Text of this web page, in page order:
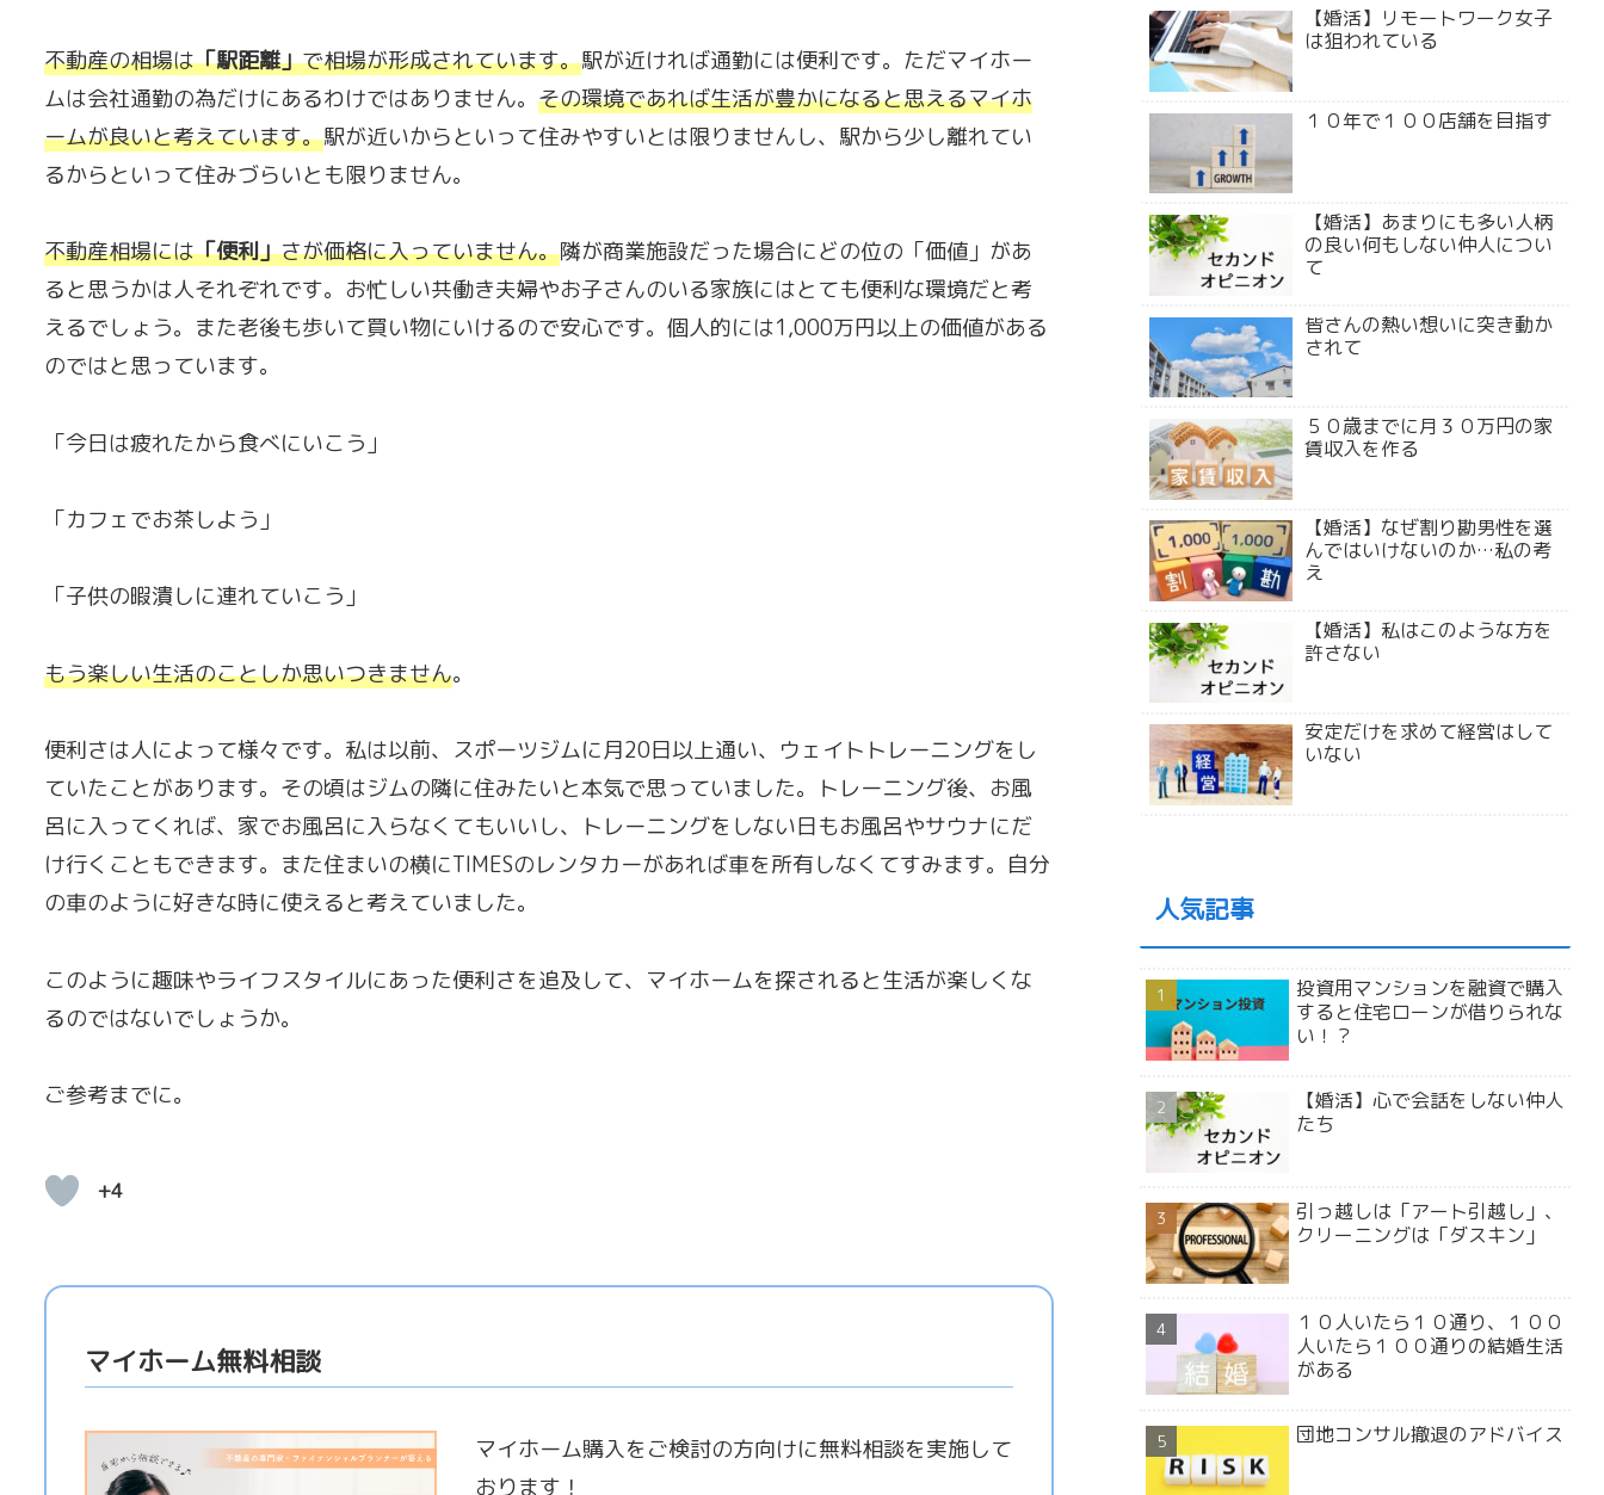
不動産の相場は「駅距離」で相場が形成されています。駅が近ければ通勤には便利です。ただマイホー
ムは会社通勤の為だけにあるわけではありません。 その環境であれば生活が豊かになると思えるマイホ
ームが良いと考えています。駅が近いからといって住みやすいとは限りませんし、駅から少し離れてい
るからといって住みづらいとも限りません。
不動産相場には「便利」さが価格に入っていません。隣が商業施設だった場合にどの位の「価値」があ
ると思うかは人それぞれです。お忙しい共働き夫婦やお子さんのいる家族にはとても便利な環境だと考
えるでしょう。また老後も歩いて買い物にいけるので安心です。個人的には1,000万円以上の価値がある
のではと思っています。
「今日は疲れたから食べにいこう」
「カフェでお茶しよう」
「子供の暇潰しに連れていこう」
もう楽しい生活のことしか思いつきません。
便利さは人によって様々です。私は以前、スポーツジムに月20日以上通い、ウェイトトレーニングをし
ていたことがあります。その頃はジムの隣に住みたいと本気で思っていました。トレーニング後、お風
呂に入ってくれば、家でお風呂に入らなくてもいいし、トレーニングをしない日もお風呂やサウナにだ
け行くこともできます。また住まいの横にTIMESのレンタカーがあれば車を所有しなくてすみます。自分
の車のように好きな時に使えると考えていました。
このように趣味やライフスタイルにあった便利さを追及して、マイホームを探されると生活が楽しくな
るのではないでしょうか。
ご参考までに。
+4
マイホーム無料相談
マイホーム購入をご検討の方向けに無料相談を実施して
おります！
【婚活】リモートワーク女子
は狙われている
１０年で１００店舗を目指す
【婚活】あまりにも多い人柄
の良い何もしない仲人につい
て
皆さんの熱い想いに突き動か
されて
５０歳までに月３０万円の家
賃収入を作る
【婚活】なぜ割り勘男性を選
んではいけないのか…私の考
え
【婚活】私はこのような方を
許さない
安定だけを求めて経営はして
いない
人気記事
投資用マンションを融資で購入
すると住宅ローンが借りられな
い！？
【婚活】心で会話をしない仲人
たち
引っ越しは「アート引越し」、
クリーニングは「ダスキン」
１０人いたら１０通り、１００
人いたら１００通りの結婚生活
がある
団地コンサル撤退のアドバイス